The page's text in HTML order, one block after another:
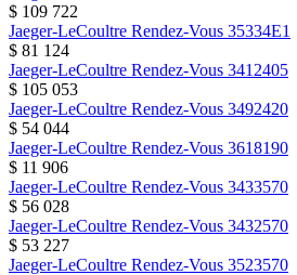
$ 109 722
Jaeger-LeCoultre Rendez-Vous 35334E1
$ 81 124
Jaeger-LeCoultre Rendez-Vous 3412405
$ 105 053
Jaeger-LeCoultre Rendez-Vous 3492420
$ 54 044
Jaeger-LeCoultre Rendez-Vous 3618190
$ 11 906
Jaeger-LeCoultre Rendez-Vous 3433570
$ 56 028
Jaeger-LeCoultre Rendez-Vous 3432570
$ 53 227
Jaeger-LeCoultre Rendez-Vous 3523570